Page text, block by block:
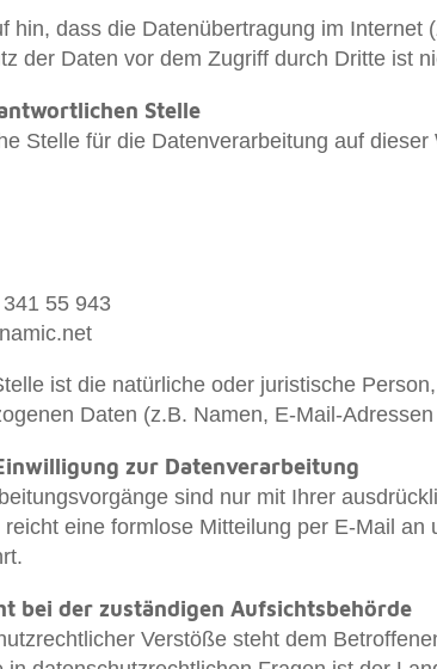
hin, dass die Datenübertragung im
der Daten vor dem Zugriff durch Dritte ist
Stelle
Stelle für die Datenverarbeitung auf dieser
55 943
ist die natürliche oder juristische
Daten (z.B. Namen, E-Mail-
zur Datenverarbeitung
sind nur mit Ihrer
eine formlose Mitteilung per E-Mail
bei der zuständigen Aufsichtsbehörde
Verstöße steht dem